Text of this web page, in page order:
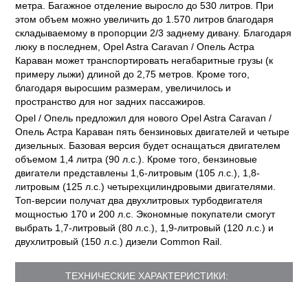
метра. Багажное отделение выросло до 530 литров. При
этом объем можно увеличить до 1.570 литров благодаря
складываемому в пропорции 2/3 заднему дивану. Благодаря
люку в последнем, Opel Astra Caravan / Опель Астра
Караван может транспортировать негабаритные грузы (к
примеру лыжи) длиной до 2,75 метров. Кроме того,
благодаря выросшим размерам, увеличилось и
пространство для ног задних пассажиров.
Opel / Опель предложил для нового Opel Astra Caravan /
Опель Астра Караван пять бензиновых двигателей и четыре
дизельных. Базовая версия будет оснащаться двигателем
объемом 1,4 литра (90 л.с.). Кроме того, бензиновые
двигатели представлены 1,6-литровым (105 л.с.), 1,8-
литровым (125 л.с.) четырехцилиндровыми двигателями.
Топ-версии получат два двухлитровых турбодвигателя
мощностью 170 и 200 л.с. Экономные покупатели смогут
выбрать 1,7-литровый (80 л.с.), 1,9-литровый (120 л.с.) и
двухлитровый (150 л.с.) дизели Common Rail.
ТЕХНИЧЕСКИЕ ХАРАКТЕРИСТИКИ: